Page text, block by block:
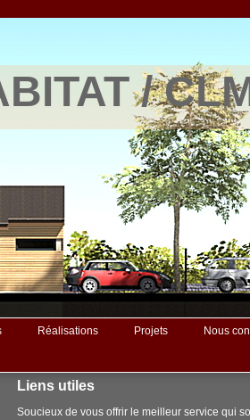
/
Réalisations Projets Nous
Liens utiles
Soucieux de vous offrir le meilleur service qui